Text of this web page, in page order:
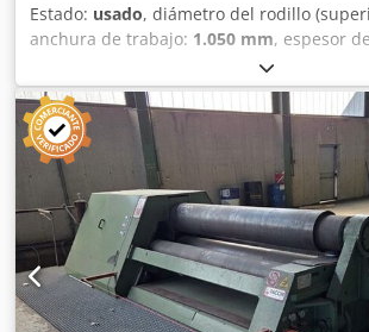
Estado: usado, diámetro del rodillo
anchura de trabajo: 1.050 mm, espesor
, Cilindro Motorizado Epart 1050 x
Epart Tipo: Motorizado Capacidad:
Diámetro rodillo superior: 160mm Rodillo
motorizado Prolongación de rulinas para
rodillos Dedpfx Asvlxyzspdjwa
pedal Seguridad perimetral mediante
Separación rodillos delanteros mediante